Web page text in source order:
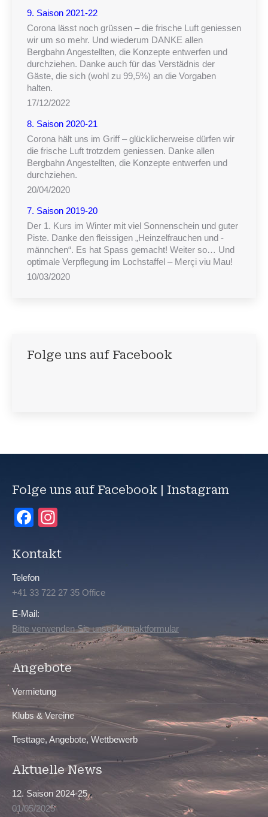
9. Saison 2021-22
Corona lässt noch grüssen – die frische Luft geniessen
wir um so mehr. Und wiederum DANKE allen
Bergbahn Angestellten, die Konzepte entwerfen und
durchziehen. Danke auch für das Verstädnis der
Gäste, die sich (wohl zu 99,5%) an die Vorgaben
halten.
17/12/2022
8. Saison 2020-21
Corona hält uns im Griff – glücklicherweise dürfen wir
die frische Luft trotzdem geniessen. Danke allen
Bergbahn Angestellten, die Konzepte entwerfen und
durchziehen.
20/04/2020
7. Saison 2019-20
Der 1. Kurs im Winter mit viel Sonnenschein und guter
Piste. Danke den fleissigen „Heinzelfrauchen und -
männchen“. Es hat Spass gemacht! Weiter so… Und
optimale Verpflegung im Lochstaffel – Merçi viu Mau!
10/03/2020
Folge uns auf Facebook
Folge uns auf Facebook | Instagram
Facebook
Kontakt
Telefon
+41 33 722 27 35 Office
E-Mail:
Bitte verwenden Sie unser Kontaktformular
Angebote
Vermietung
Klubs & Vereine
Testtage, Angebote, Wettbewerb
Aktuelle News
12. Saison 2024-25
01/05/2025